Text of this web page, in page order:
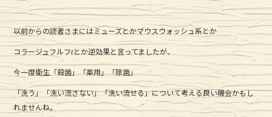
以前からの読者さまにはミューズとかマウスウォッシュ系とか
コラージュフルフrとか逆効果と言ってましたが、
今一度衛生「殺菌」「薬用」「除菌」
「洗う」「洗い流さない」「洗い流せる」について考える良い機会かもし
れませんね。